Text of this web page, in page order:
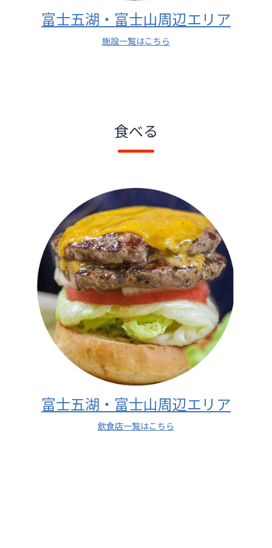
富士五湖・富士山周辺エリア
施設一覧はこちら
食べる
富士五湖・富士山周辺エリア
飲食店一覧はこちら